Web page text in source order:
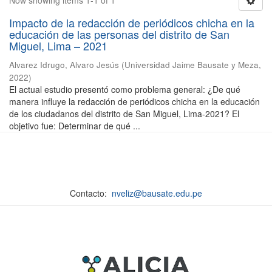
Impacto de la redacción de periódicos chicha en la
educación de las personas del distrito de San
Miguel, Lima – 2021
Alvarez Idrugo, Alvaro Jesús (Universidad Jaime Bausate y Meza,
2022)
El actual estudio presentó como problema general: ¿De qué
manera influye la redacción de periódicos chicha en la educación
de los ciudadanos del distrito de San Miguel, Lima-2021? El
objetivo fue: Determinar de qué ...
Contacto: nveliz@bausate.edu.pe